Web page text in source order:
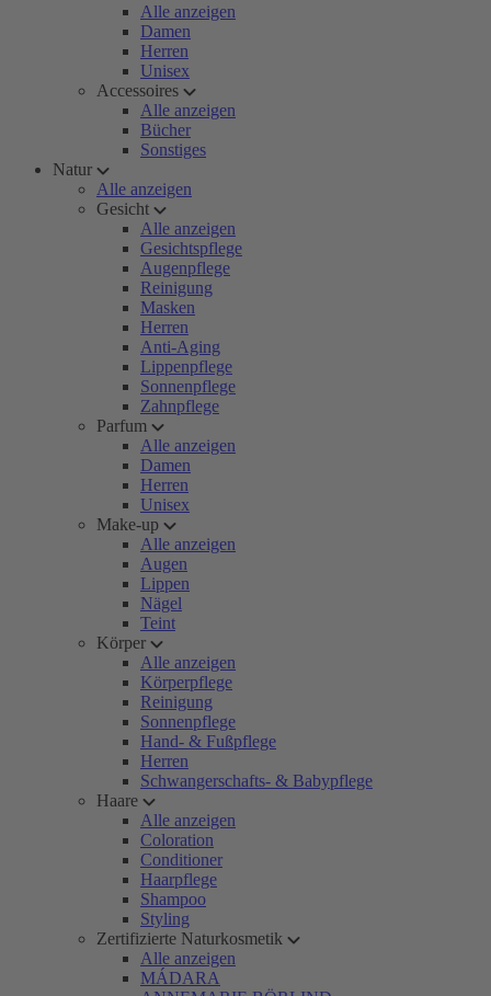
Alle anzeigen
Damen
Herren
Unisex
Accessoires
Alle anzeigen
Bücher
Sonstiges
Natur
Alle anzeigen
Gesicht
Alle anzeigen
Gesichtspflege
Augenpflege
Reinigung
Masken
Herren
Anti-Aging
Lippenpflege
Sonnenpflege
Zahnpflege
Parfum
Alle anzeigen
Damen
Herren
Unisex
Make-up
Alle anzeigen
Augen
Lippen
Nägel
Teint
Körper
Alle anzeigen
Körperpflege
Reinigung
Sonnenpflege
Hand- & Fußpflege
Herren
Schwangerschafts- & Babypflege
Haare
Alle anzeigen
Coloration
Conditioner
Haarpflege
Shampoo
Styling
Zertifizierte Naturkosmetik
Alle anzeigen
MÁDARA